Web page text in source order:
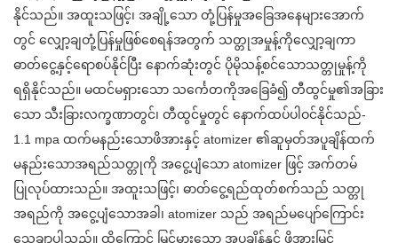
နိုင်သည်။ အထူးသဖြင့်၊ အချို့သော တုံ့ပြန်မှုအခြေအနေများအောက်
တွင် လျှော့ချတုံ့ပြန်မှုဖြစ်စေရန်အတွက် သတ္တုအမှုန့်ကိုလျှော့ချကာ
ဓာတ်ငွေ့နှင့်ရောစပ်နိုင်ပြီး နောက်ဆုံးတွင် ပိုမိုသန့်စင်သောသတ္တုမှုန့်ကို
ရရှိနိုင်သည်။ မထင်မရှားသော သင်္ကေတကိုအခြေခံ၍ တီထွင်မှု၏အခြား
သော သီးခြားလက္ခဏာတွင်၊ တီထွင်မှုတွင် နောက်ထပ်ပါဝင်နိုင်သည်-
1.1 mpa ထက်မနည်းသောဖိအားနှင့် atomizer ၏ဆူမှတ်အပူချိန်ထက်
မနည်းသောအရည်သတ္တုကို အငွေ့ပျံသော atomizer ဖြင့် အက်တမ်
ပြုလုပ်ထားသည်။ အထူးသဖြင့်၊ ဓာတ်ငွေ့ရည်ထုတ်စက်သည် သတ္တု
အရည်ကို အငွေ့ပျံသောအခါ၊ atomizer သည် အရည်မပျော်ကြောင်း
သေချာပါသည်။ ထို့ကြောင့် မြင့်မားသော အပူချိန်နှင့် ဖိအားမြင့်